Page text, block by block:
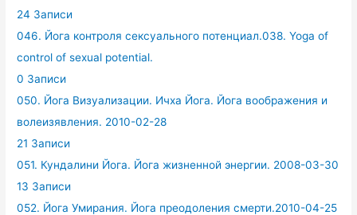
24 Записи
046. Йога контроля сексуального потенциал.038. Yoga of
control of sexual potential.
0 Записи
050. Йога Визуализации. Ичха Йога. Йога воображения и
волеизявления. 2010-02-28
21 Записи
051. Кундалини Йога. Йога жизненной энергии. 2008-03-30
13 Записи
052. Йога Умирания. Йога преодоления смерти.2010-04-25